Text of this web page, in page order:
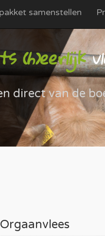
samenstellen
(h)eerlijk
direct van de
Orgaanvlees